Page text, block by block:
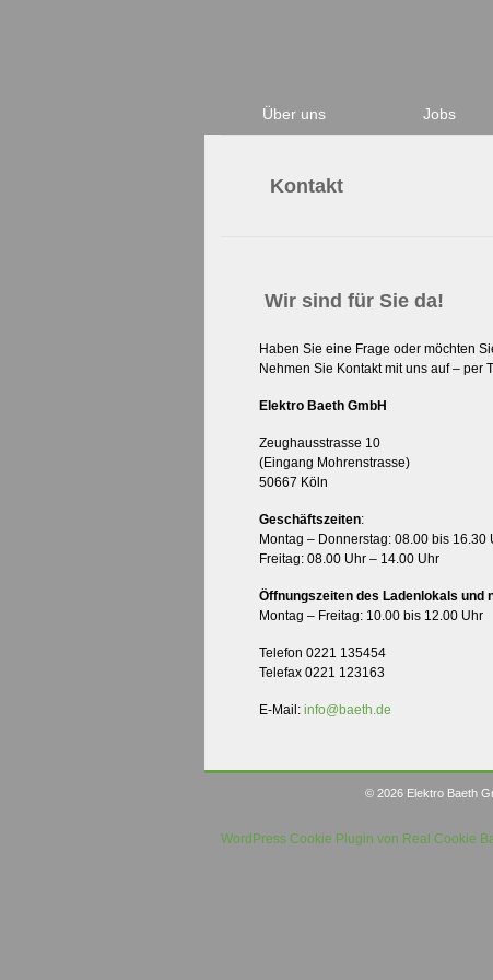
Über uns Jobs
Kontakt
Wir sind für Sie da!
Haben Sie eine Frage oder möchten
Nehmen Sie Kontakt mit uns auf – per
Elektro Baeth GmbH
Zeughausstrasse 10
(Eingang Mohrenstrasse)
50667 Köln
Geschäftszeiten:
Montag – Donnerstag: 08.00 bis 16.30
Freitag: 08.00 Uhr – 14.00 Uhr
Öffnungszeiten des Ladenlokals und
Montag – Freitag: 10.00 bis 12.00 Uhr
Telefon 0221 135454
Telefax 0221 123163
E-Mail: info@baeth.de
© 2026 Elektro Baeth
WordPress Cookie Plugin von Real Cookie